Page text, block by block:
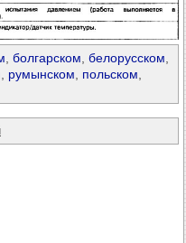
, болгарском, белорусском,
, румынском, польском,